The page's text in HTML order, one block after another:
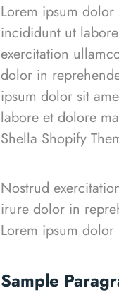
Lorem ipsum
incididunt ut
exercitation
dolor in
ipsum dolor sit
labore et dolore
Shella Shopify
Nostrud
irure dolor in
Lorem ipsum dolor
Sample